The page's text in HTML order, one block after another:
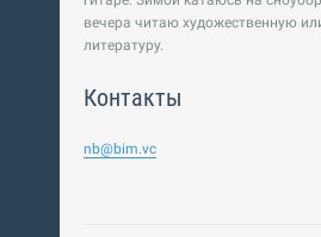
вечера читаю художественную
литературу.
Контакты
nb@bim.vc